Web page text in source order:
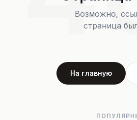
Возможно,
страница
На главную